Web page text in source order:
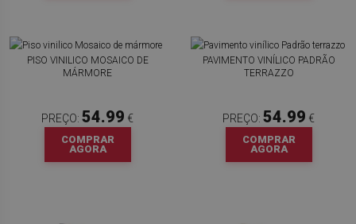
PISO VINILICO MOSAICO DE
MÁRMORE
PREÇO: 54.99 €
COMPRAR
AGORA
PAVIMENTO VINÍLICO PADRÃO
TERRAZZO
PREÇO: 54.99 €
COMPRAR
AGORA